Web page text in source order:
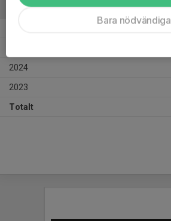
ALLA SERIER ALLA ÅR
2024
2023
Totalt
Bara nödvändiga